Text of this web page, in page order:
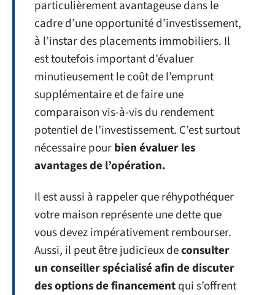
particulièrement avantageuse dans le
cadre d’une opportunité d’investissement,
à l’instar des placements immobiliers. Il
est toutefois important d’évaluer
minutieusement le coût de l’emprunt
supplémentaire et de faire une
comparaison vis-à-vis du rendement
potentiel de l’investissement. C’est surtout
nécessaire pourbien évaluer les
avantages de l’opération.
Il est aussi à rappeler que réhypothéquer
votre maison représente une dette que
vous devez impérativement rembourser.
Aussi, il peut être judicieux deconsulter
un conseiller spécialisé afin de discuter
des options de financementqui s’offrent